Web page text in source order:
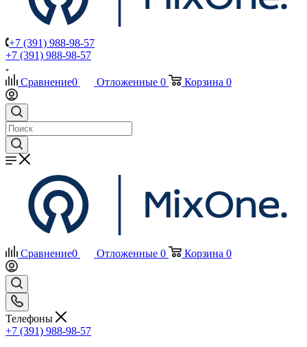
+7 (391) 988-98-57
+7 (391) 988-98-57
Сравнение0 Отложенные 0 Корзина 0
Сравнение0 Отложенные 0 Корзина 0
Телефоны
+7 (391) 988-98-57